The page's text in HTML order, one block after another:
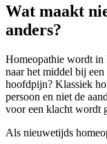
Wat maakt
anders?
Homeopathie wordt in
naar het middel bij
hoofdpijn? Klassiek
persoon en niet de
voor een klacht wordt
Als nieuwetijds